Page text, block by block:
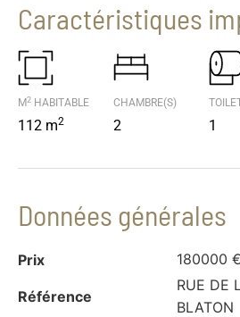
Caractéristiques
M2 HABITABLE
112 m2
CHAMBRE(S)
2 1
Données générales
Prix 180000 €
Référence
RUE DE
BLATON